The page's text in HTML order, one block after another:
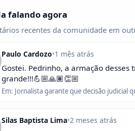
falando agora
recentes da comunidade em
Paulo Cardozo•1 mês atrás
Gostei. Pedrinho, a armação
grande!!!💪🏼🙏🏽👏🏼
Em: Jornalista garante que decisão judicial
Silas Baptista Lima•2 meses atrás